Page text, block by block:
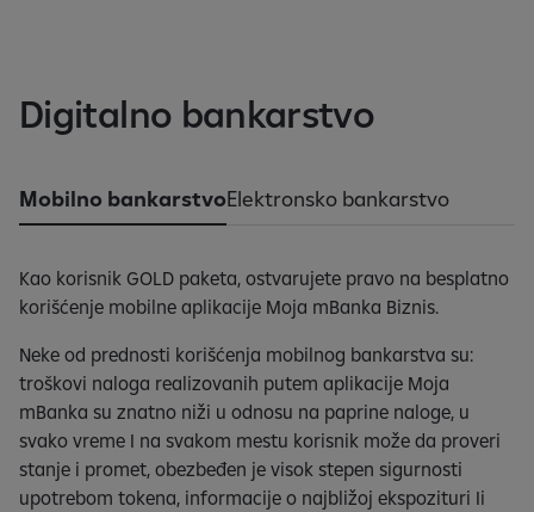
Digitalno bankarstvo
Mobilno bankarstvoElektronsko bankarstvo
Kao korisnik GOLD paketa, ostvarujete pravo na besplatno
korišćenje mobilne aplikacije Moja mBanka Biznis.
Neke od prednosti korišćenja mobilnog bankarstva su:
troškovi naloga realizovanih putem aplikacije Moja
mBanka su znatno niži u odnosu na paprine naloge, u
svako vreme I na svakom mestu korisnik može da proveri
stanje i promet, obezbeđen je visok stepen sigurnosti
upotrebom tokena, informacije o najbližoj ekspozituri Ii